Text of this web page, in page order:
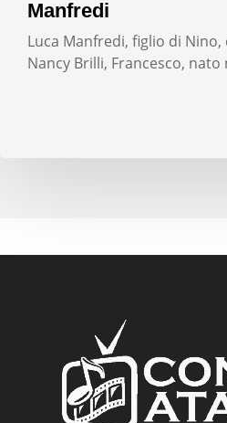
Manfredi
Luca Manfredi, figlio di
Nancy Brilli, Francesco,